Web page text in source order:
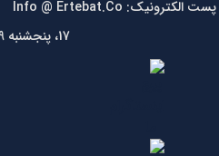
17، پنجشنبه 9 الی 13